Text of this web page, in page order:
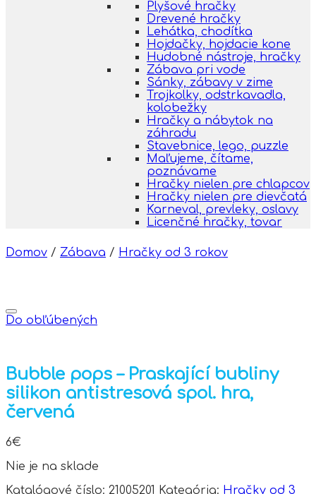
Plyšové hračky
Drevené hračky
Lehátka, chodítka
Hojdačky, hojdacie kone
Hudobné nástroje, hračky
Zábava pri vode
Sánky, zábavy v zime
Trojkolky, odstrkavadla,
kolobežky
Hračky a nábytok na
záhradu
Stavebnice, lego, puzzle
Maľujeme, čítame,
poznávame
Hračky nielen pre chlapcov
Hračky nielen pre dievčatá
Karneval, prevleky, oslavy
Licenčné hračky, tovar
Domov / Zábava / Hračky od 3 rokov
Do obľúbených
Bubble pops – Praskající bubliny
silikon antistresová spol. hra,
červená
6€
Nie je na sklade
Katalógové číslo: 21005201 Kategória: Hračky od 3